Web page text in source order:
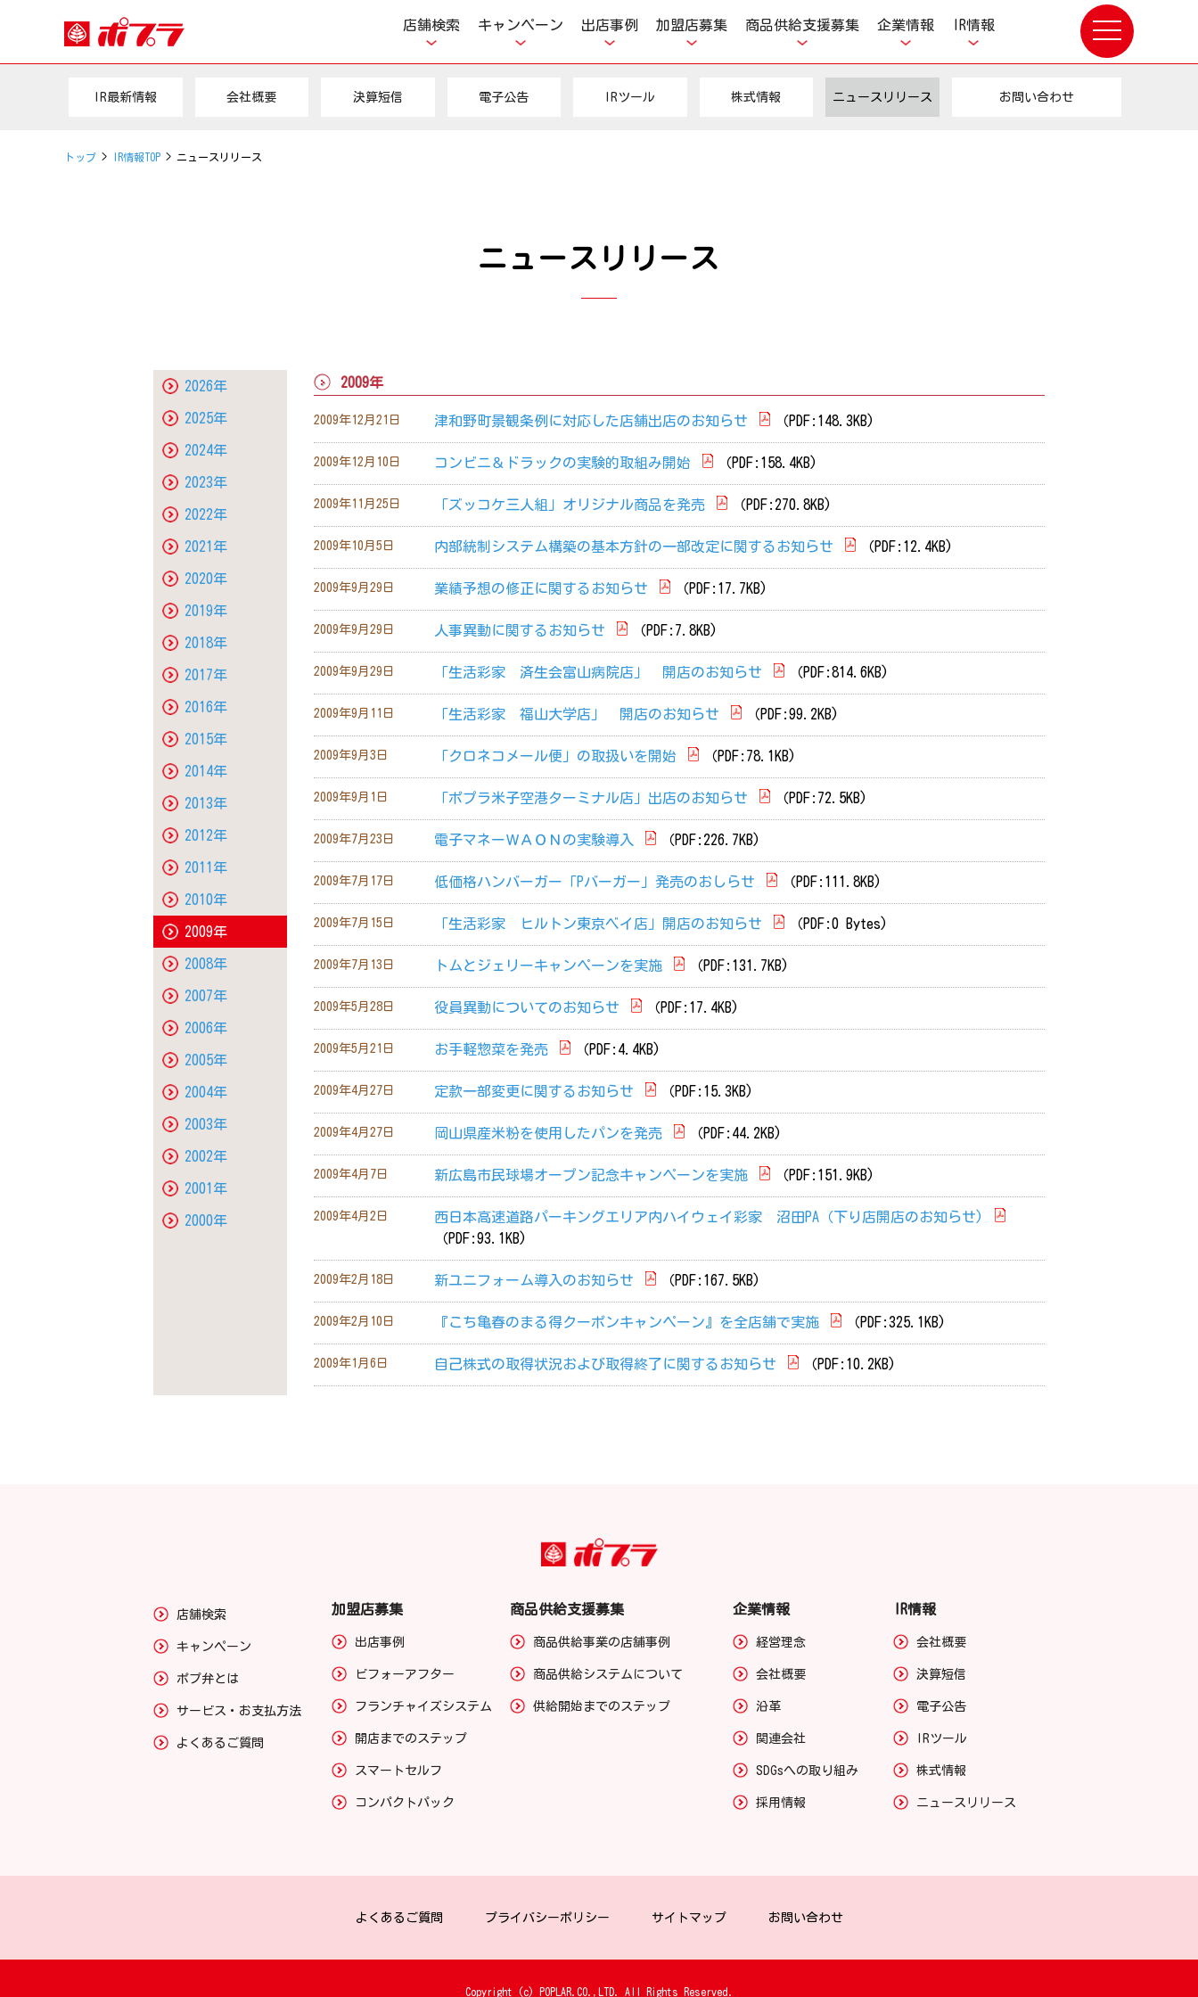
店舗検索 キャンペーン 出店事例 加盟店募集 商品供給支援募集 企業情報 IR情報
toggle
navigation
IR最新情報 会社概要 決算短信 電子公告 IRツール 株式情報 ニュースリリース お問い合わせ
トップ > IR情報TOP > ニュースリリース
ニュースリリース
2026年
2025年
2024年
2023年
2022年
2021年
2020年
2019年
2018年
2017年
2016年
2015年
2014年
2013年
2012年
2011年
2010年
2009年
2008年
2007年
2006年
2005年
2004年
2003年
2002年
2001年
2000年
2009年
2009年12月21日 津和野町景観条例に対応した店舗出店のお知らせ （PDF:148.3KB)
2009年12月10日 コンビニ＆ドラックの実験的取組み開始 （PDF:158.4KB)
2009年11月25日 「ズッコケ三人組」オリジナル商品を発売 （PDF:270.8KB)
2009年10月5日 内部統制システム構築の基本方針の一部改定に関するお知らせ （PDF:12.4KB)
2009年9月29日 業績予想の修正に関するお知らせ （PDF:17.7KB)
2009年9月29日 人事異動に関するお知らせ （PDF:7.8KB)
2009年9月29日 「生活彩家 済生会富山病院店」 開店のお知らせ （PDF:814.6KB)
2009年9月11日 「生活彩家 福山大学店」 開店のお知らせ （PDF:99.2KB)
2009年9月3日 「クロネコメール便」の取扱いを開始 （PDF:78.1KB)
2009年9月1日 「ポプラ米子空港ターミナル店」出店のお知らせ （PDF:72.5KB)
2009年7月23日 電子マネーＷＡＯＮの実験導入 （PDF:226.7KB)
2009年7月17日 低価格ハンバーガー「Pバーガー」発売のおしらせ （PDF:111.8KB)
2009年7月15日 「生活彩家 ヒルトン東京ベイ店」開店のお知らせ （PDF:0 Bytes)
2009年7月13日 トムとジェリーキャンペーンを実施 （PDF:131.7KB)
2009年5月28日 役員異動についてのお知らせ （PDF:17.4KB)
2009年5月21日 お手軽惣菜を発売 （PDF:4.4KB)
2009年4月27日 定款一部変更に関するお知らせ （PDF:15.3KB)
2009年4月27日 岡山県産米粉を使用したパンを発売 （PDF:44.2KB)
2009年4月7日 新広島市民球場オープン記念キャンペーンを実施 （PDF:151.9KB)
2009年4月2日
西日本高速道路パーキングエリア内ハイウェイ彩家 沼田PA（下り店開店のお知らせ)
（PDF:93.1KB)
2009年2月18日 新ユニフォーム導入のお知らせ （PDF:167.5KB)
2009年2月10日 『こち亀春のまる得クーポンキャンペーン』を全店舗で実施 （PDF:325.1KB)
2009年1月6日 自己株式の取得状況および取得終了に関するお知らせ （PDF:10.2KB)
店舗検索
キャンペーン
ポプ弁とは
サービス・お支払方法
よくあるご質問
加盟店募集
出店事例
ビフォーアフター
フランチャイズシステム
開店までのステップ
スマートセルフ
コンパクトパック
商品供給支援募集
商品供給事業の店舗事例
商品供給システムについて
供給開始までのステップ
企業情報
経営理念
会社概要
沿革
関連会社
SDGsへの取り組み
採用情報
IR情報
会社概要
決算短信
電子公告
IRツール
株式情報
ニュースリリース
よくあるご質問 プライバシーポリシー サイトマップ お問い合わせ
Copyright (c) POPLAR.CO.,LTD. All Rights Reserved.